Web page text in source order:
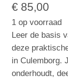
€ 85,00
1 op voorraad
Leer de basis
deze
in Culemborg.
onderhoudt,